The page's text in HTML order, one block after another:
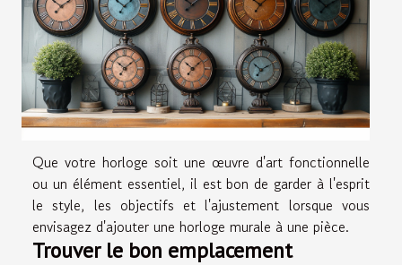
Que votre horloge soit une œuvre d'art fonctionnelle
ou un élément essentiel, il est bon de garder à l'esprit
le style, les objectifs et l'ajustement lorsque vous
envisagez d'ajouter une horloge murale à une pièce.
Trouver le bon emplacement